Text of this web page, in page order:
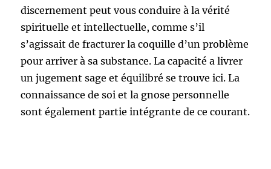
discernement peut vous conduire à la vérité
spirituelle et intellectuelle, comme s’il
s’agissait de fracturer la coquille d’un problème
pour arriver à sa substance. La capacité a livrer
un jugement sage et équilibré se trouve ici. La
connaissance de soi et la gnose personnelle
sont également partie intégrante de ce courant.